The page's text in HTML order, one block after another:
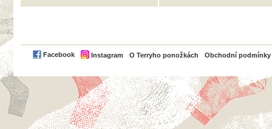
Facebook Instagram O Terryho ponožkách Obchodní podmínky
PayPal